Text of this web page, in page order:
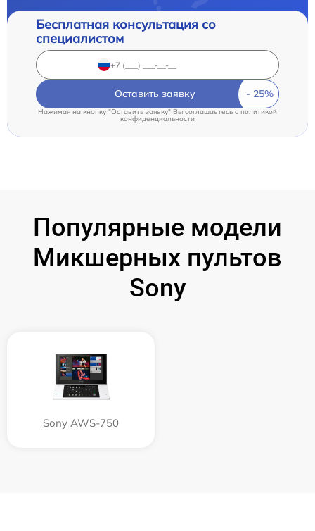
Бесплатная консультация со
специалистом
Оставить заявку
Нажимая на кнопку "Оставить заявку" Вы соглашаетесь c политикой
конфиденциальности
Популярные модели
Микшерных пультов
Sony
Sony AWS-750